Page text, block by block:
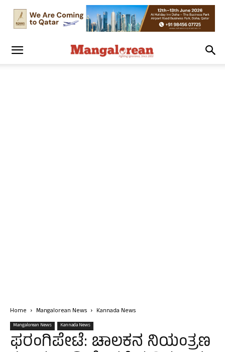
Home Mangalorean News Kannada News
Mangalorean News Kannada News
ಫರಂಗಿಪೇಟೆ: ಚಾಲಕನ‌ ನಿಯಂತ್ರಣ